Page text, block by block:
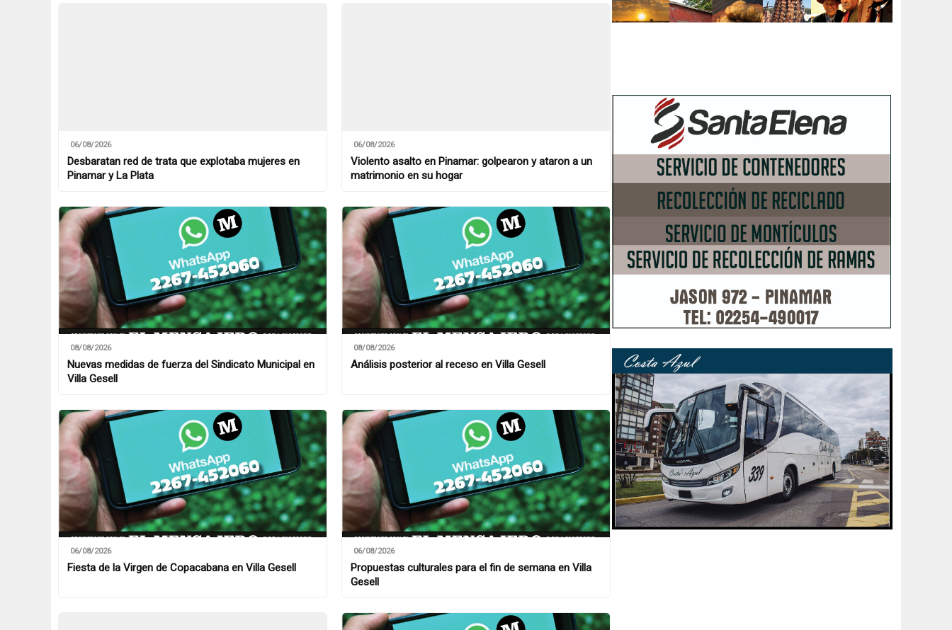
06/08/2026
Desbaratan red de trata que explotaba mujeres en
Pinamar y La Plata
06/08/2026
Violento asalto en Pinamar: golpearon y ataron a un
matrimonio en su hogar
08/08/2026
Nuevas medidas de fuerza del Sindicato Municipal en
Villa Gesell
08/08/2026
Análisis posterior al receso en Villa Gesell
06/08/2026
Fiesta de la Virgen de Copacabana en Villa Gesell
06/08/2026
Propuestas culturales para el fin de semana en Villa
Gesell